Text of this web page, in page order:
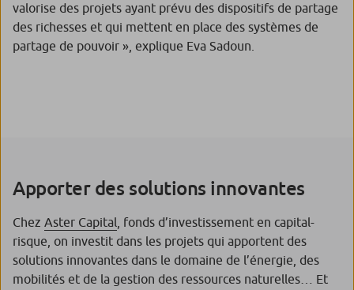
valorise des projets ayant prévu des dispositifs de partage
des richesses et qui mettent en place des systèmes de
partage de pouvoir », explique Eva Sadoun.
Apporter des solutions innovantes
Chez Aster Capital , fonds d’investissement en capital-
risque, on investit dans les projets qui apportent des
solutions innovantes dans le domaine de l’énergie, des
mobilités et de la gestion des ressources naturelles… Et